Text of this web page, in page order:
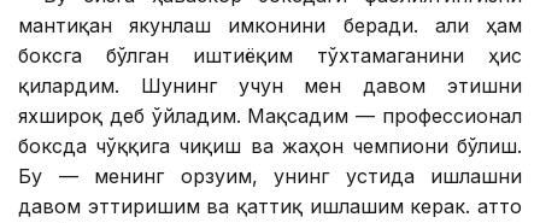
мантиқан якунлаш имконини беради. Ҳали ҳам
боксга бўлган иштиёқим тўхтамаганини ҳис
қилардим. Шунинг учун мен давом этишни
яхшироқ деб ўйладим. Мақсадим — профессионал
боксда чўққига чиқиш ва жаҳон чемпиони бўлиш.
Бу — менинг орзуим, унинг устида ишлашни
давом эттиришим ва қаттиқ ишлашим керак. Ҳатто